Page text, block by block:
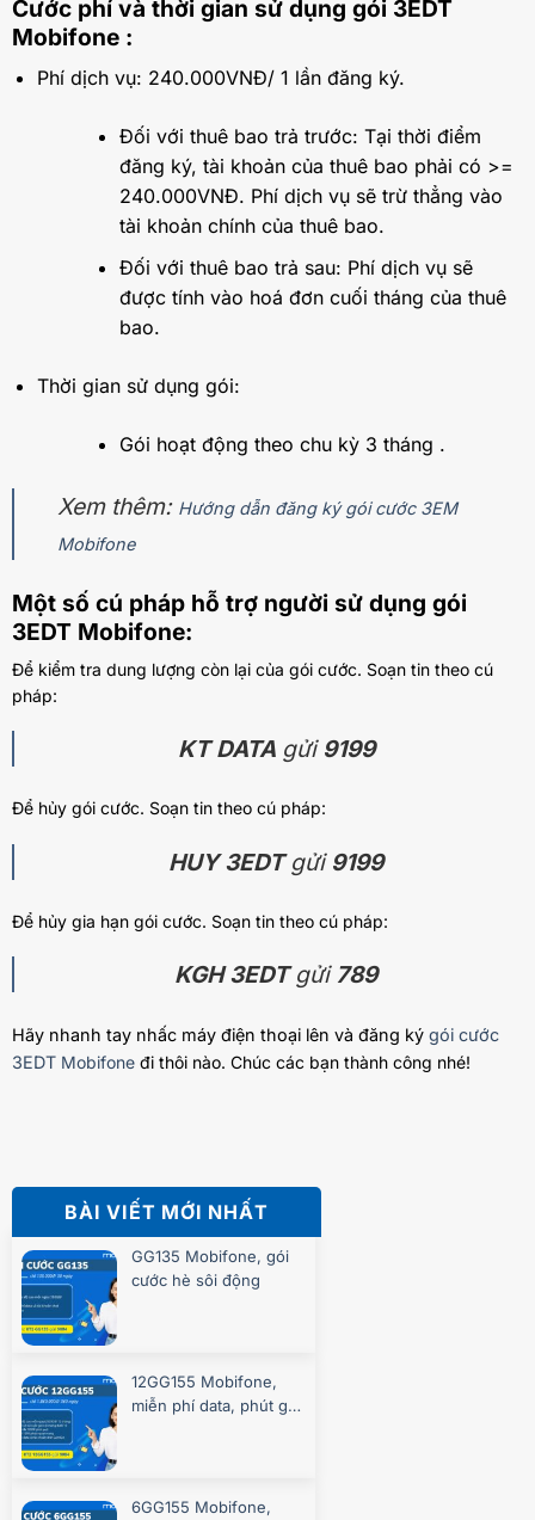
Cước phí và thời gian sử dụng gói 3EDT
Mobifone :
Phí dịch vụ: 240.000VNĐ/ 1 lần đăng ký.
Đối với thuê bao trả trước: Tại thời điểm
đăng ký, tài khoản của thuê bao phải có >=
240.000VNĐ. Phí dịch vụ sẽ trừ thẳng vào
tài khoản chính của thuê bao.
Đối với thuê bao trả sau: Phí dịch vụ sẽ
được tính vào hoá đơn cuối tháng của thuê
bao.
Thời gian sử dụng gói:
Gói hoạt động theo chu kỳ 3 tháng .
Xem thêm: Hướng dẫn đăng ký gói cước 3EM
Mobifone
Một số cú pháp hỗ trợ người sử dụng gói
3EDT Mobifone:
Để kiểm tra dung lượng còn lại của gói cước. Soạn tin theo cú
pháp:
KT DATA gửi 9199
Để hủy gói cước. Soạn tin theo cú pháp:
HUY 3EDTgửi 9199
Để hủy gia hạn gói cước. Soạn tin theo cú pháp:
KGH 3EDTgửi 789
Hãy nhanh tay nhấc máy điện thoại lên và đăng ký gói cước
3EDT Mobifone đi thôi nào. Chúc các bạn thành công nhé!
BÀI VIẾT MỚI NHẤT
GG135 Mobifone, gói
cước hè sôi động
12GG155 Mobifone,
miễn phí data, phút gọi
6GG155 Mobifone,